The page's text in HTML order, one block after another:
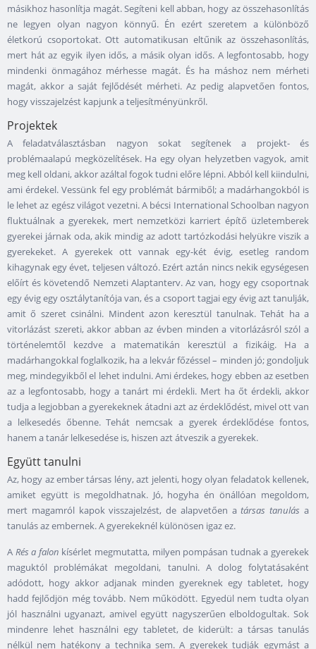
másikhoz hasonlítja magát. Segíteni kell abban, hogy az összehasonlítás
ne legyen olyan nagyon könnyű. Én ezért szeretem a különböző
életkorú csoportokat. Ott automatikusan eltűnik az összehasonlítás,
mert hát az egyik ilyen idős, a másik olyan idős. A legfontosabb, hogy
mindenki önmagához mérhesse magát. És ha máshoz nem mérheti
magát, akkor a saját fejlődését mérheti. Az pedig alapvetően fontos,
hogy visszajelzést kapjunk a teljesítményünkről.
Projektek
A feladatválasztásban nagyon sokat segítenek a projekt- és
problémaalapú megközelítések. Ha egy olyan helyzetben vagyok, amit
meg kell oldani, akkor azáltal fogok tudni előre lépni. Abból kell kiindulni,
ami érdekel. Vessünk fel egy problémát bármiből; a madárhangokból is
le lehet az egész világot vezetni. A bécsi International Schoolban nagyon
fluktuálnak a gyerekek, mert nemzetközi karriert építő üzletemberek
gyerekei járnak oda, akik mindig az adott tartózkodási helyükre viszik a
gyerekeket. A gyerekek ott vannak egy-két évig, esetleg random
kihagynak egy évet, teljesen változó. Ezért aztán nincs nekik egységesen
előírt és követendő Nemzeti Alaptanterv. Az van, hogy egy csoportnak
egy évig egy osztálytanítója van, és a csoport tagjai egy évig azt tanulják,
amit ő szeret csinálni. Mindent azon keresztül tanulnak. Tehát ha a
vitorlázást szereti, akkor abban az évben minden a vitorlázásról szól a
történelemtől kezdve a matematikán keresztül a fizikáig. Ha a
madárhangokkal foglalkozik, ha a lekvár főzéssel – minden jó; gondoljuk
meg, mindegyikből el lehet indulni. Ami érdekes, hogy ebben az esetben
az a legfontosabb, hogy a tanárt mi érdekli. Mert ha őt érdekli, akkor
tudja a legjobban a gyerekeknek átadni azt az érdeklődést, mivel ott van
a lelkesedés őbenne. Tehát nemcsak a gyerek érdeklődése fontos,
hanem a tanár lelkesedése is, hiszen azt átveszik a gyerekek.
Együtt tanulni
Az, hogy az ember társas lény, azt jelenti, hogy olyan feladatok kellenek,
amiket együtt is megoldhatnak. Jó, hogyha én önállóan megoldom,
mert magamról kapok visszajelzést, de alapvetően atársas tanulás a
tanulás az embernek. A gyerekeknél különösen igaz ez.
A Rés a falon kísérlet megmutatta, milyen pompásan tudnak a gyerekek
maguktól problémákat megoldani, tanulni. A dolog folytatásaként
adódott, hogy akkor adjanak minden gyereknek egy tabletet, hogy
hadd fejlődjön még tovább. Nem működött. Egyedül nem tudta olyan
jól használni ugyanazt, amivel együtt nagyszerűen elboldogultak. Sok
mindenre lehet használni egy tabletet, de kiderült: a társas tanulás
nélkül nem hatékony a technika sem. A gyerekek tudják egymást a